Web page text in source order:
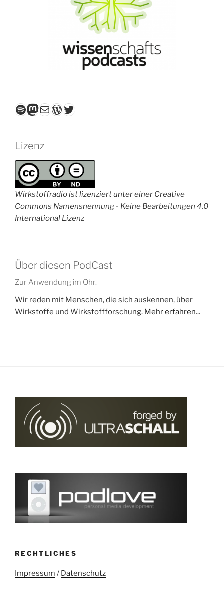
Spotify
Mastodon
E-MailWordPress
Twitter
Lizenz
Wirkstoffradio ist lizenziert unter einer Creative
Commons Namensnennung - Keine Bearbeitungen 4.0
International Lizenz
Über diesen PodCast
Zur Anwendung im Ohr.
Wir reden mit Menschen, die sich auskennen, über
Wirkstoffe und Wirkstoffforschung. Mehr erfahren...
RECHTLICHES
Impressum / Datenschutz